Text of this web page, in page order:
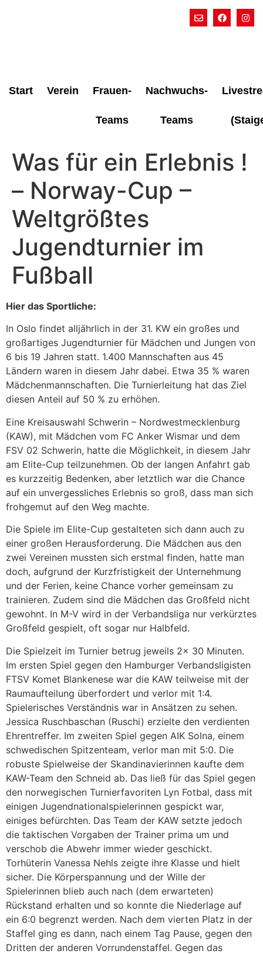
Start Verein Frauen-
Teams
Nachwuchs-
Teams
Was für ein Erlebnis !
– Norway-Cup –
Weltgrößtes
Jugendturnier im
Fußball
Hier das Sportliche:
In Oslo findet alljährlich in der 31. KW ein großes und
großartiges Jugendturnier für Mädchen und Jungen von
6 bis 19 Jahren statt. 1.400 Mannschaften aus 45
Ländern waren in diesem Jahr dabei. Etwa 35 % waren
Mädchenmannschaften. Die Turnierleitung hat das Ziel
diesen Anteil auf 50 % zu erhöhen.
Eine Kreisauswahl Schwerin – Nordwestmecklenburg
(KAW), mit Mädchen vom FC Anker Wismar und dem
FSV 02 Schwerin, hatte die Möglichkeit, in diesem Jahr
am Elite-Cup teilzunehmen. Ob der langen Anfahrt gab
es kurzzeitig Bedenken, aber letztlich war die Chance
auf ein unvergessliches Erlebnis so groß, dass man sich
frohgemut auf den Weg machte.
Die Spiele im Elite-Cup gestalteten sich dann auch zu
einer großen Herausforderung. Die Mädchen aus den
zwei Vereinen mussten sich erstmal finden, hatte man
doch, aufgrund der Kurzfristigkeit der Unternehmung
und der Ferien, keine Chance vorher gemeinsam zu
trainieren. Zudem sind die Mädchen das Großfeld nicht
gewohnt. In M-V wird in der Verbandsliga nur verkürztes
Großfeld gespielt, oft sogar nur Halbfeld.
Die Spielzeit im Turnier betrug jeweils 2x 30 Minuten.
Im ersten Spiel gegen den Hamburger Verbandsligisten
FTSV Komet Blankenese war die KAW teilweise mit der
Raumaufteilung überfordert und verlor mit 1:4.
Spielerisches Verständnis war in Ansätzen zu sehen.
Jessica Ruschbaschan (Ruschi) erzielte den verdienten
Ehrentreffer. Im zweiten Spiel gegen AIK Solna, einem
schwedischen Spitzenteam, verlor man mit 5:0. Die
robuste Spielweise der Skandinavierinnen kaufte dem
KAW-Team den Schneid ab. Das ließ für das Spiel gegen
den norwegischen Turnierfavoriten Lyn Fotbal, dass mit
einigen Jugendnationalspielerinnen gespickt war,
einiges befürchten. Das Team der KAW setzte jedoch
die taktischen Vorgaben der Trainer prima um und
verschob die Abwehr immer wieder geschickt.
Torhüterin Vanessa Nehls zeigte ihre Klasse und hielt
sicher. Die Körperspannung und der Wille der
Spielerinnen blieb auch nach (dem erwarteten)
Rückstand erhalten und so konnte die Niederlage auf
ein 6:0 begrenzt werden. Nach dem vierten Platz in der
Staffel ging es dann, nach einem Tag Pause, gegen den
Dritten der anderen Vorrundenstaffel. Gegen das